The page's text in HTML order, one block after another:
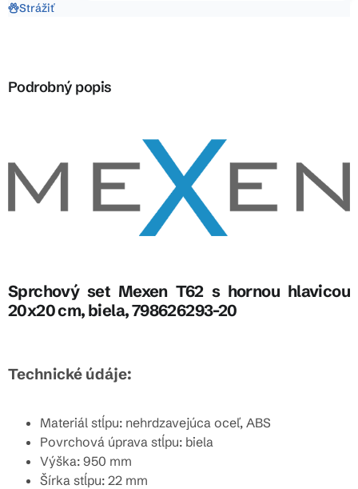
Strážiť
Podrobný popis
Sprchový set Mexen T62 s hornou hlavicou
20x20 cm, biela, 798626293-20
Technické údáje:
Materiál stĺpu: nehrdzavejúca oceľ, ABS
Povrchová úprava stĺpu: biela
Výška: 950 mm
Šírka stĺpu: 22 mm